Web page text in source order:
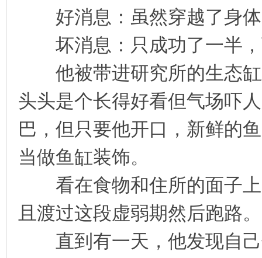
好消息：虽然穿越了身体
坏消息：只成功了一半，
他被带进研究所的生态缸
头头是个长得好看但气场吓
巴，但只要他开口，新鲜的
当做鱼缸装饰。
看在食物和住所的面子上
且渡过这段虚弱期然后跑路。
直到有一天，他发现自己